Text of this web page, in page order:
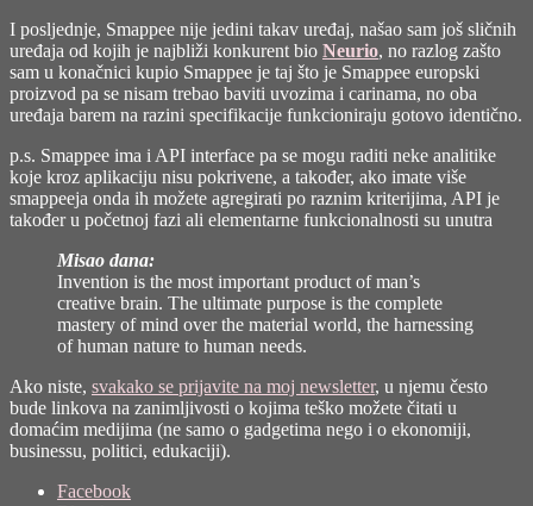
I posljednje, Smappee nije jedini takav uređaj, našao sam još sličnih
uređaja od kojih je najbliži konkurent bio Neurio, no razlog zašto
sam u konačnici kupio Smappee je taj što je Smappee europski
proizvod pa se nisam trebao baviti uvozima i carinama, no oba
uređaja barem na razini specifikacije funkcioniraju gotovo identično.
p.s. Smappee ima i API interface pa se mogu raditi neke analitike
koje kroz aplikaciju nisu pokrivene, a također, ako imate više
smappeeja onda ih možete agregirati po raznim kriterijima, API je
također u početnoj fazi ali elementarne funkcionalnosti su unutra
Misao dana:
Invention is the most important product of man’s
creative brain. The ultimate purpose is the complete
mastery of mind over the material world, the harnessing
of human nature to human needs.
Ako niste, svakako se prijavite na moj newsletter, u njemu često
bude linkova na zanimljivosti o kojima teško možete čitati u
domaćim medijima (ne samo o gadgetima nego i o ekonomiji,
businessu, politici, edukaciji).
Share
Facebook